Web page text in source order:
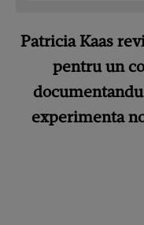
Patricia Kaas
pentru un
experimenta